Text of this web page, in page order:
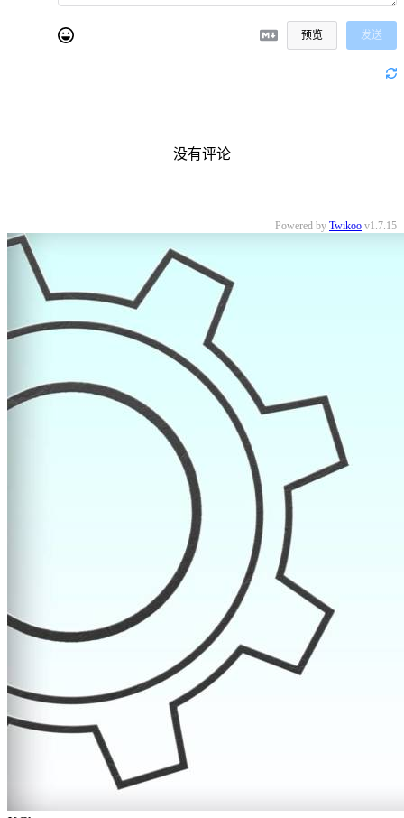
预览 发送
没有评论
Powered by Twikoo v1.7.15